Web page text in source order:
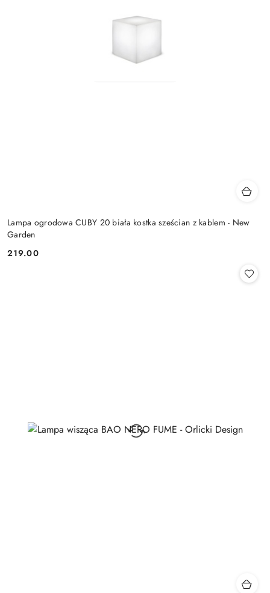
Lampa ogrodowa CUBY 20 biała kostka sześcian z kablem - New
Garden
Cena:
219.00